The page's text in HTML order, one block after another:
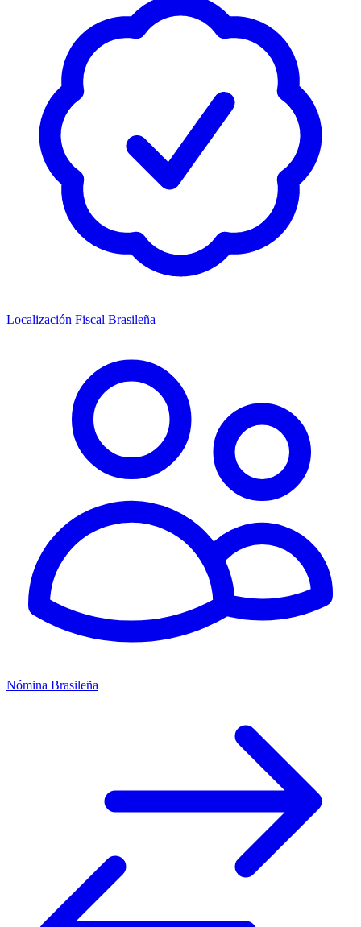
Localización Fiscal Brasileña
Nómina Brasileña